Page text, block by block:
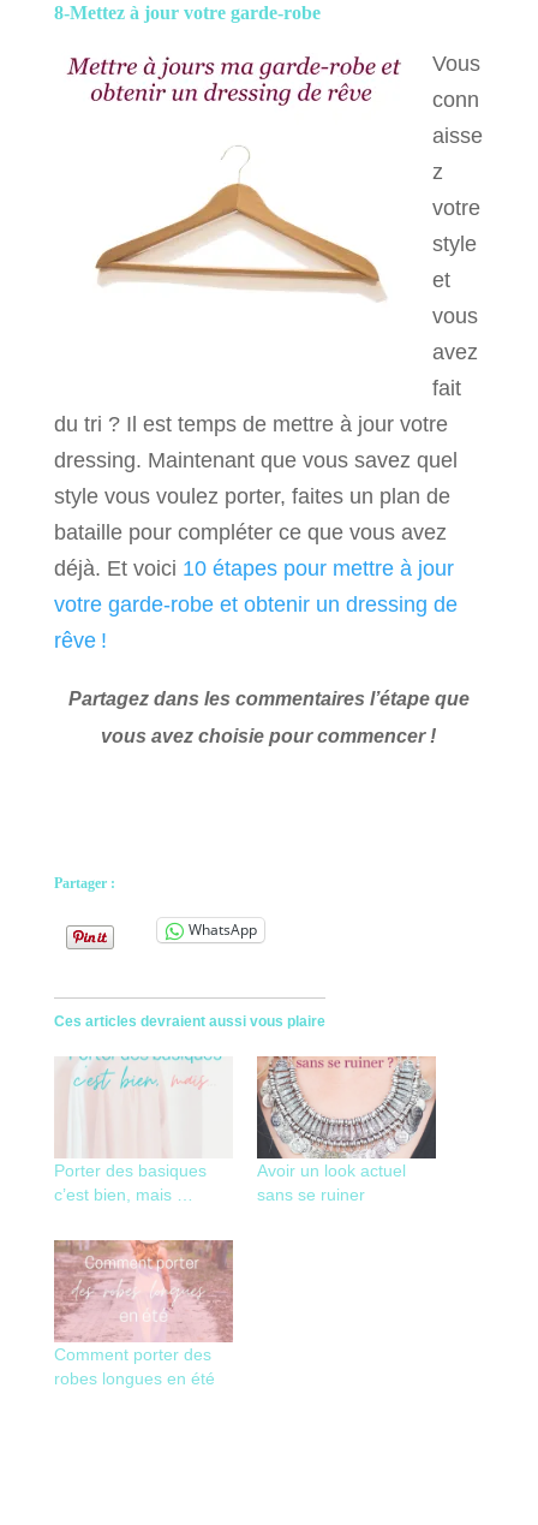
8-Mettez à jour votre garde-robe
Vous
conn
aisse
z
votre
style
et
vous
avez
fait
du tri ? Il est temps de mettre à jour votre
dressing. Maintenant que vous savez quel
style vous voulez porter, faites un plan de
bataille pour compléter ce que vous avez
déjà. Et voici 10 étapes pour mettre à jour
votre garde-robe et obtenir un dressing de
rêve !
Partagez dans les commentaires l’étape que
vous avez choisie pour commencer !
Partager :
WhatsApp
Ces articles devraient aussi vous plaire
Porter des basiques
c’est bien, mais …
Avoir un look actuel
sans se ruiner
Comment porter des
robes longues en été